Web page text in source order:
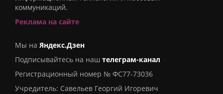
коммуникаций.
Реклама на сайте
Мы на Яндекс.Дзен
Подписывайтесь на наш телеграм-канал
Регистрационный номер № ФС77-73036
Учредитель: Савельев Георгий Игоревич